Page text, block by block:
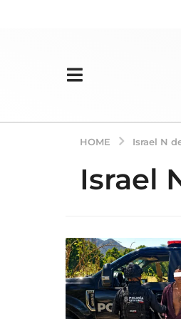
HOME Israel N
Israel